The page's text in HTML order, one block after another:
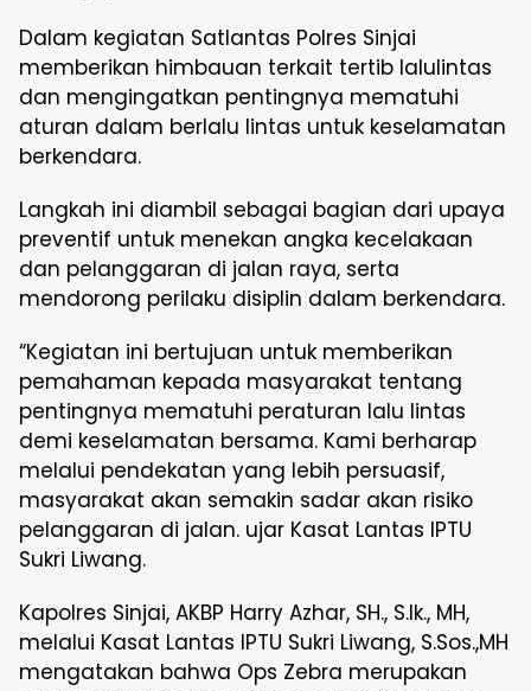
Dalam kegiatan Satlantas Polres Sinjai
memberikan himbauan terkait tertib lalulintas
dan mengingatkan pentingnya mematuhi
aturan dalam berlalu lintas untuk keselamatan
berkendara.
Langkah ini diambil sebagai bagian dari upaya
preventif untuk menekan angka kecelakaan
dan pelanggaran di jalan raya, serta
mendorong perilaku disiplin dalam berkendara.
“Kegiatan ini bertujuan untuk memberikan
pemahaman kepada masyarakat tentang
pentingnya mematuhi peraturan lalu lintas
demi keselamatan bersama. Kami berharap
melalui pendekatan yang lebih persuasif,
masyarakat akan semakin sadar akan risiko
pelanggaran di jalan. ujar Kasat Lantas IPTU
Sukri Liwang.
Kapolres Sinjai, AKBP Harry Azhar, SH., S.Ik., MH,
melalui Kasat Lantas IPTU Sukri Liwang, S.Sos.,MH
mengatakan bahwa Ops Zebra merupakan